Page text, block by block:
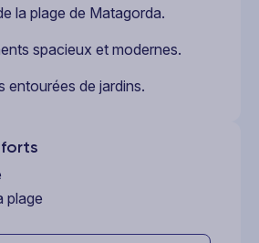
la plage de Matagorda.
spacieux et modernes.
entourées de jardins.
plage